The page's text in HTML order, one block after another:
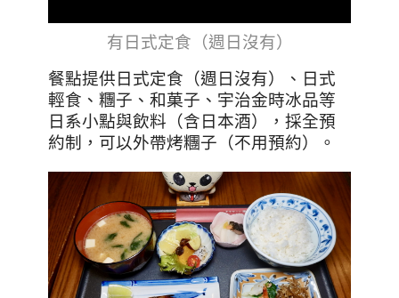
有日式定食（週日沒有）
餐點提供日式定食（週日沒有）、日式
輕食 、糰子、和菓子、宇治金時冰品等
日系小點與飲料（含日本酒），採全預
約制，可以外帶烤糰子（不用預約）。